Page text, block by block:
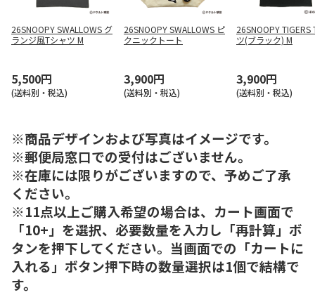
26SNOOPY SWALLOWS グ
ランジ風Tシャツ M
5,500円
(送料別・税込)
26SNOOPY SWALLOWS ピ
クニックトート
3,900円
(送料別・税込)
26SNOOPY TIGERS
ツ(ブラック) M
3,900円
(送料別・税込)
※商品デザインおよび写真はイメージです。
※郵便局窓口での受付はございません。
※在庫には限りがございますので、予めご了承
ください。
※11点以上ご購入希望の場合は、カート画面で
「10+」を選択、必要数量を入力し「再計算」ボ
タンを押下してください。当画面での「カートに
入れる」ボタン押下時の数量選択は1個で結構で
す。